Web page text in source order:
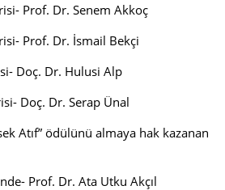
Prof. Dr. Senem Akkoç
Prof. Dr. İsmail Bekçi
Doç. Dr. Hulusi Alp
Doç. Dr. Serap Ünal
Atıf” ödülünü almaya hak kazanan
Prof. Dr. Ata Utku Akçıl